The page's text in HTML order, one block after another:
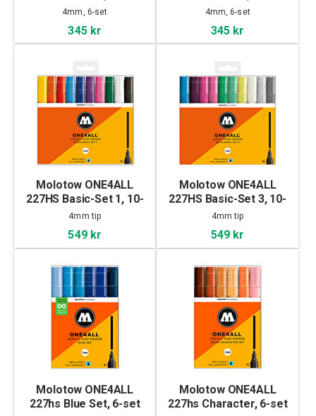
4mm, 6-set
345 kr
4mm, 6-set
345 kr
Molotow ONE4ALL
227HS Basic-Set 1, 10-
set
4mm tip
549 kr
Molotow ONE4ALL
227HS Basic-Set 3, 10-
set
4mm tip
549 kr
Molotow ONE4ALL
227hs Blue Set, 6-set
Molotow ONE4ALL
227hs Character, 6-set